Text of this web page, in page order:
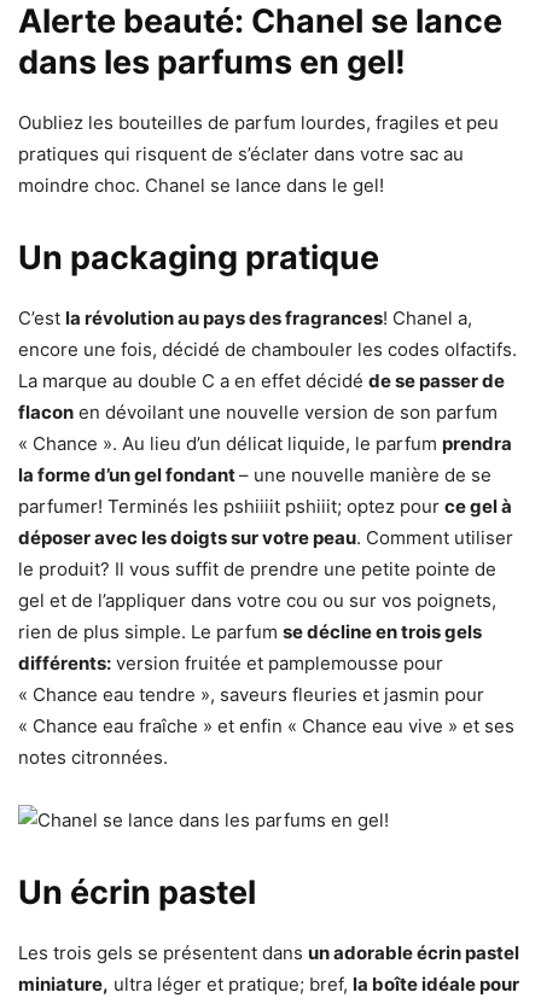
Alerte beauté: Chanel se lance
dans les parfums en gel!
Oubliez les bouteilles de parfum lourdes, fragiles et peu
pratiques qui risquent de s’éclater dans votre sac au
moindre choc. Chanel se lance dans le gel!
Un packaging pratique
C’est la révolution au pays des fragrances! Chanel a,
encore une fois, décidé de chambouler les codes olfactifs.
La marque au double C a en effet décidé de se passer de
flacon en dévoilant une nouvelle version de son parfum
« Chance ». Au lieu d’un délicat liquide, le parfum prendra
la forme d’un gel fondant– une nouvelle manière de se
parfumer! Terminés les pshiiiit pshiiit; optez pour ce gel à
déposer avec les doigts sur votre peau. Comment utiliser
le produit? Il vous suffit de prendre une petite pointe de
gel et de l’appliquer dans votre cou ou sur vos poignets,
rien de plus simple. Le parfum se décline en trois gels
différents: version fruitée et pamplemousse pour
« Chance eau tendre », saveurs fleuries et jasmin pour
« Chance eau fraîche » et enfin « Chance eau vive » et ses
notes citronnées.
Un écrin pastel
Les trois gels se présentent dans un adorable écrin pastel
miniature, ultra léger et pratique; bref, la boîte idéale pour